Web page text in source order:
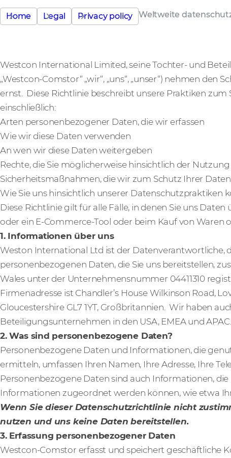
Home Legal Privacy policy Weltweite
Westcon International Limited, seine Tochter- und
„Westcon-Comstor“ „wir“, „uns“, „unser“) nehmen den
ernst. Diese Richtlinie beschreibt unsere Praktiken
einschließlich:
Arten personenbezogener Daten, die wir erfassen
Wie wir diese Daten verwenden
An wen wir diese Daten weitergeben
Rechte, die Sie möglicherweise hinsichtlich der
Sicherheitsmaßnahmen, die wir zum Schutz Ihrer
Wie Sie uns hinsichtlich unserer Datenschutzpraktiken
Diese Richtlinie gilt für alle Fälle, in denen Sie uns
oder ein E-Commerce-Tool oder beim Kauf von Waren
1. Informationen über uns
Weston International Ltd ist der Datenverantwortliche,
personenbezogenen Daten, die Sie uns bereitstellen,
Wales unter der Unternehmensnummer 04411310
Firmenadresse ist Chandler’s House Wilkinson Road,
Gloucestershire GL7 1YT, Großbritannien. Wir haben
Beteiligungsunternehmen in den USA, EMEA und APAC.
2. Was sind personenbezogene Daten?
Personenbezogene Daten und Informationen, die
ermitteln, umfassen Ihren Namen, Ihre Adresse, Ihre
Personenbezogene Daten sind auch Informationen,
Informationen zugeordnet werden können, wie etwa
Wenn Sie dieser Datenschutzrichtlinie nicht
nutzen und uns keine Daten bereitstellen.
3. Erfassung personenbezogener Daten
Westcon-Comstor erfasst und speichert geschäftliche